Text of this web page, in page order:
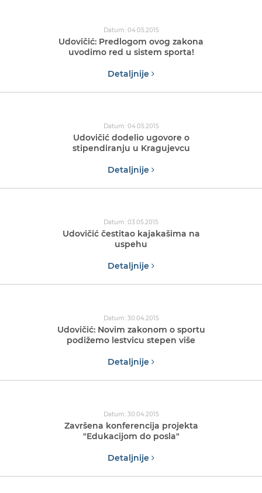
Datum: 04.05.2015
Udovičić: Predlogom ovog zakona
uvodimo red u sistem sporta!
Detaljnije
Datum: 04.05.2015
Udovičić dodelio ugovore o
stipendiranju u Kragujevcu
Detaljnije
Datum: 03.05.2015
Udovičić čestitao kajakašima na
uspehu
Detaljnije
Datum: 30.04.2015
Udovičić: Novim zakonom o sportu
podižemo lestvicu stepen više
Detaljnije
Datum: 30.04.2015
Završena konferencija projekta
"Edukacijom do posla"
Detaljnije